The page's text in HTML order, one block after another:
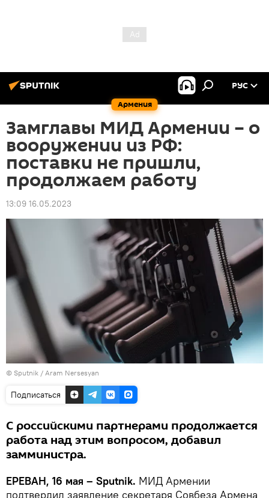
Армения
РУС
Замглавы МИД Армении – о
вооружении из РФ:
поставки не пришли,
продолжаем работу
13:09 16.05.2023
© Sputnik / Aram Nersesyan
Подписаться
С российскими партнерами продолжается
работа над этим вопросом, добавил
замминистра.
ЕРЕВАН, 16 мая – Sputnik. МИД Армении
подтвердил заявление секретаря Совбеза Армена